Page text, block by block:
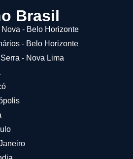
Brasil
- Belo Horizonte
- Belo Horizonte
- Nova Lima